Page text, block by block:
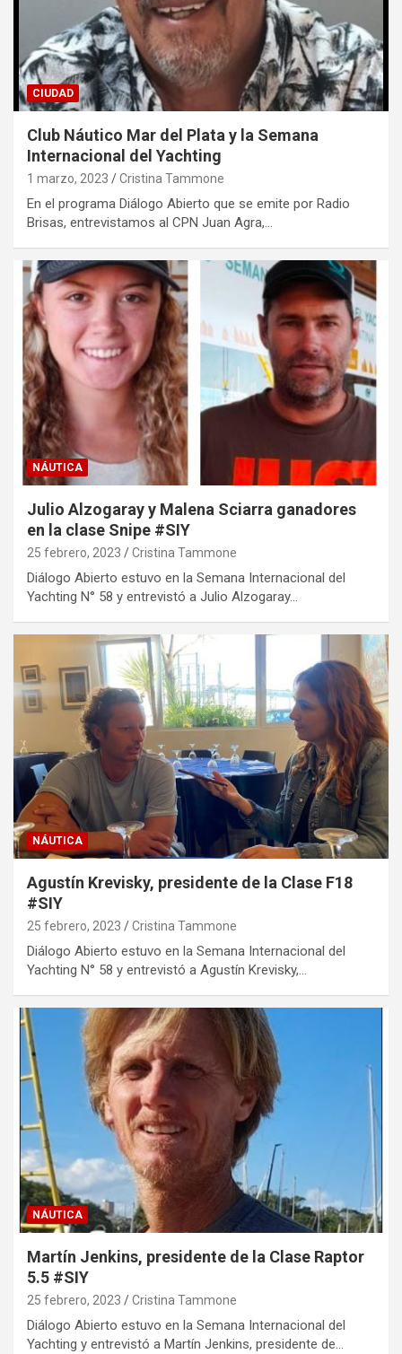
CIUDAD
Club Náutico Mar del Plata y la Semana
Internacional del Yachting
1 marzo, 2023 Cristina Tammone
En el programa Diálogo Abierto que se emite por Radio
Brisas, entrevistamos al CPN Juan Agra,…
NÁUTICA
Julio Alzogaray y Malena Sciarra ganadores
en la clase Snipe #SIY
25 febrero, 2023 Cristina Tammone
Diálogo Abierto estuvo en la Semana Internacional del
Yachting N° 58 y entrevistó a Julio Alzogaray…
NÁUTICA
Agustín Krevisky, presidente de la Clase F18
#SIY
25 febrero, 2023 Cristina Tammone
Diálogo Abierto estuvo en la Semana Internacional del
Yachting N° 58 y entrevistó a Agustín Krevisky,…
NÁUTICA
Martín Jenkins, presidente de la Clase Raptor
5.5 #SIY
25 febrero, 2023 Cristina Tammone
Diálogo Abierto estuvo en la Semana Internacional del
Yachting y entrevistó a Martín Jenkins, presidente de…